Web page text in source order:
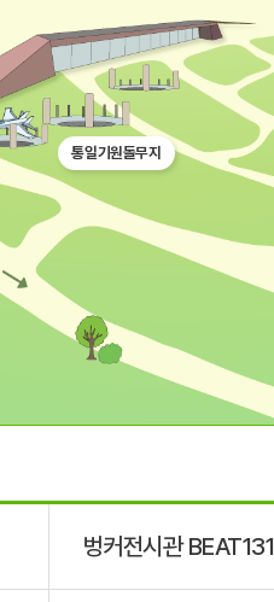
통일기원돌무지
벙커전시관 BEAT131